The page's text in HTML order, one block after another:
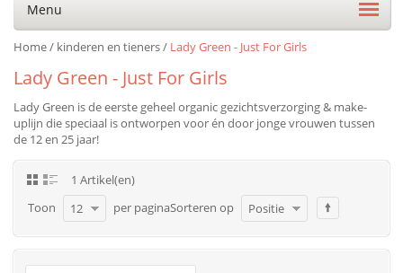
Menu
Home/ kinderen en tieners/ Lady Green - Just For Girls
Lady Green - Just For Girls
Lady Green is de eerste geheel organic gezichtsverzorging & make-
uplijn die speciaal is ontworpen voor én door jonge vrouwen tussen
de 12 en 25 jaar!
1 Artikel(en)
Toon
12 per paginaSorteren op Positie